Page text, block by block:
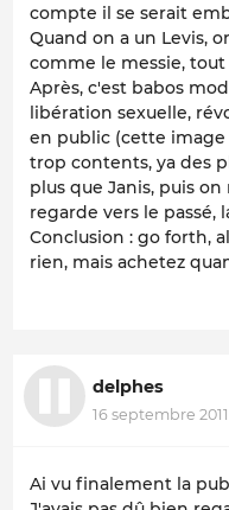
compte il se serait
Quand on a un Levis,
comme le messie,
Après, c'est babos
libération sexuelle,
en public (cette image
trop contents, ya des
plus que Janis, puis
regarde vers le passé,
Conclusion : go forth,
rien, mais achetez
delphes
16 septembre 2011
Ai vu finalement la